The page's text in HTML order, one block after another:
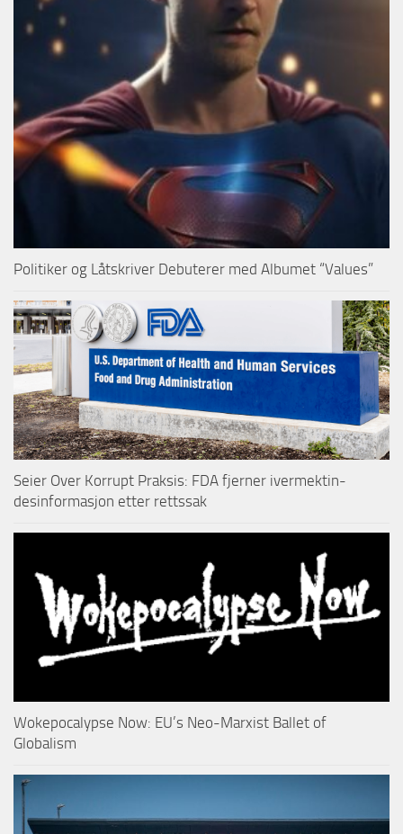
Politiker og Låtskriver Debuterer med Albumet “Values”
Seier Over Korrupt Praksis: FDA fjerner ivermektin-
desinformasjon etter rettssak
Wokepocalypse Now: EU’s Neo-Marxist Ballet of
Globalism